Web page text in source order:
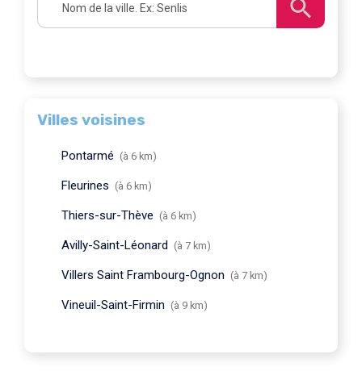
Villes voisines
Pontarmé (à 6 km)
Fleurines (à 6 km)
Thiers-sur-Thève (à 6 km)
Avilly-Saint-Léonard (à 7 km)
Villers Saint Frambourg-Ognon (à 7 km)
Vineuil-Saint-Firmin (à 9 km)